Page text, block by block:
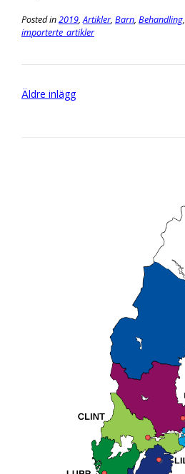
Posted in2019,Artikler, Barn, Behandling,
importerte_artikler
Inläggsnavigering
Äldre inlägg